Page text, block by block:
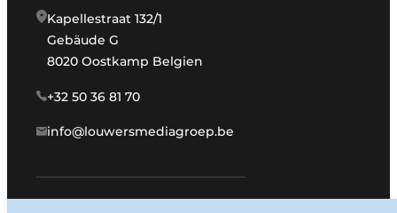
Kapellestraat 132/1
Gebäude G
8020 Oostkamp Belgien
+32 50 36 81 70
info@louwersmediagroep.be